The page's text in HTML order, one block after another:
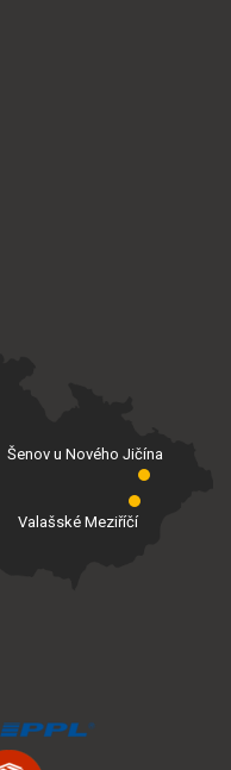
Valašské Meziříčí
Šenov u Nového Jičína